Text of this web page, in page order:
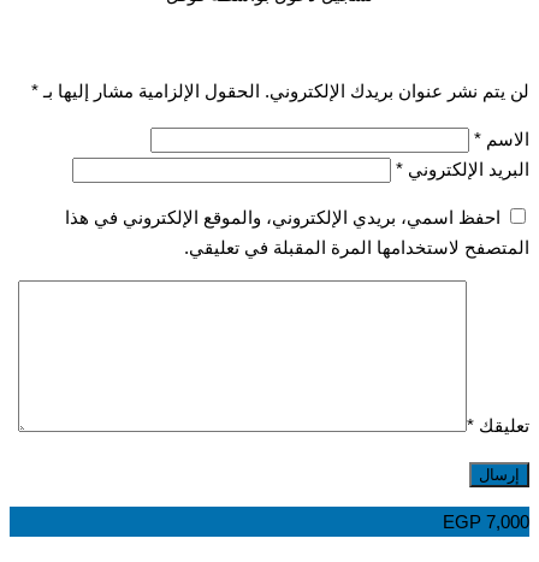
لن يتم نشر عنوان بريدك الإلكتروني. الحقول الإلزامية مشار إليها بـ *
الاسم *
البريد الإلكتروني *
احفظ اسمي، بريدي الإلكتروني، والموقع الإلكتروني في هذا
المتصفح لاستخدامها المرة المقبلة في تعليقي.
تعليقك *
EGP 7,000